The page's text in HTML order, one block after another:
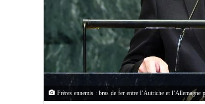
Frères ennemis : bras de fer entre l’Autriche et l’Allemagne